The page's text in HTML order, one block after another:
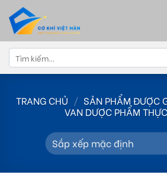
content
Tìm
kiếm:
TRANG CHỦ / SẢN PHẨM ĐƯỢC
VAN DƯỢC PHẨM